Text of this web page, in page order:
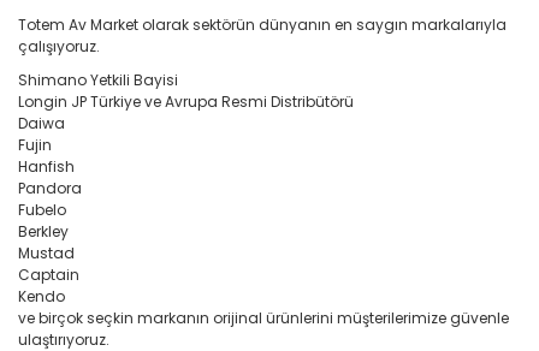
Totem Av Market olarak sektörün dünyanın en saygın markalarıyla
çalışıyoruz.
Shimano Yetkili Bayisi
Longin JP Türkiye ve Avrupa Resmi Distribütörü
Daiwa
Fujin
Hanfish
Pandora
Fubelo
Berkley
Mustad
Captain
Kendo
ve birçok seçkin markanın orijinal ürünlerini müşterilerimize güvenle
ulaştırıyoruz.